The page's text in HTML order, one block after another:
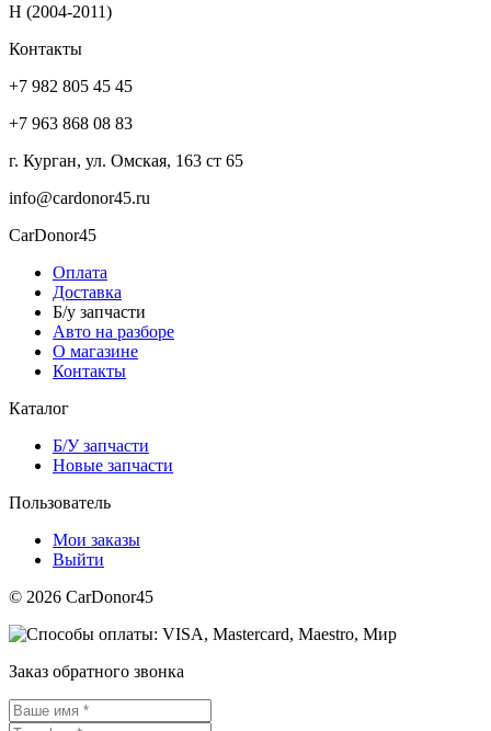
H (2004-2011)
Контакты
+7 982 805 45 45
+7 963 868 08 83
г. Курган, ул. Омская, 163 ст 65
info@cardonor45.ru
CarDonor45
Оплата
Доставка
Б/у запчасти
Авто на разборе
О магазине
Контакты
Каталог
Б/У запчасти
Новые запчасти
Пользователь
Мои заказы
Выйти
© 2026 CarDonor45
Заказ обратного звонка